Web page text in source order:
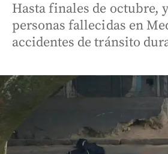
Hasta finales de octubre,
personas fallecidas en
accidentes de tránsito